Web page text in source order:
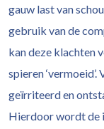
gauw last van
gebruik van de
kan deze klachten
spieren
geïrriteerd en
Hierdoor wordt de